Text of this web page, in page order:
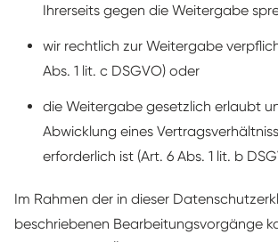
Ihrerseits gegen die Weitergabe
wir rechtlich zur Weitergabe
Abs. 1 lit. c DSGVO) oder
die Weitergabe gesetzlich erlaubt
Abwicklung eines
erforderlich ist (Art. 6 Abs. 1 lit. b
Im Rahmen der in dieser
beschriebenen Bearbeitungsvorgänge